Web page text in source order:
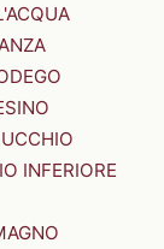
INFERIORE